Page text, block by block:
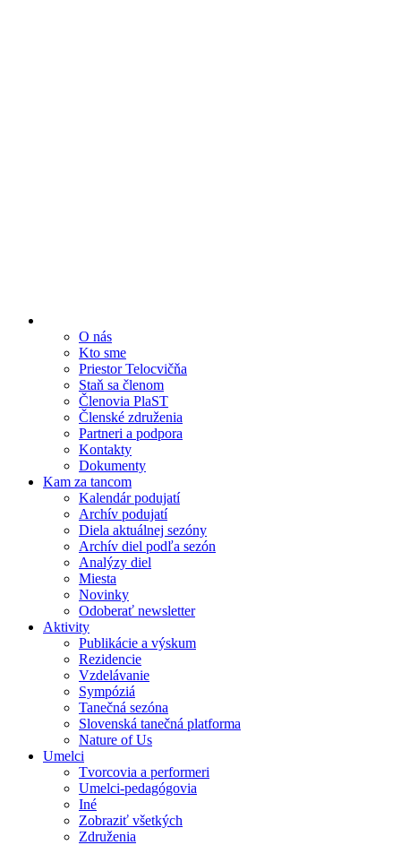
O nás
Kto sme
Priestor Telocvičňa
Staň sa členom
Členovia PlaST
Členské združenia
Partneri a podpora
Kontakty
Dokumenty
Kam za tancom
Kalendár podujatí
Archív podujatí
Diela aktuálnej sezóny
Archív diel podľa sezón
Analýzy diel
Miesta
Novinky
Odoberať newsletter
Aktivity
Publikácie a výskum
Rezidencie
Vzdelávanie
Sympóziá
Tanečná sezóna
Slovenská tanečná platforma
Nature of Us
Umelci
Tvorcovia a performeri
Umelci-pedagógovia
Iné
Zobraziť všetkých
Združenia